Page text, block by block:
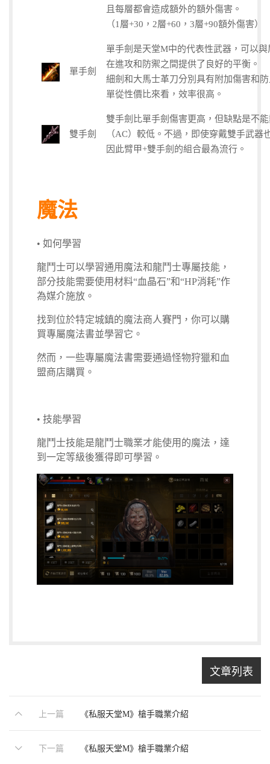
且每層都會造成額外的額外傷害。
（1層+30，2層+60，3層+90額外傷害）
單手劍
單手劍是天堂M中的代表性武器，可以
在進攻和防禦之間提供了良好的平衡。
細劍和大馬士革刀分別具有附加傷害和
單從性價比來看，效率很高。
雙手劍
雙手劍比單手劍傷害更高，但缺點是不
（AC）較低。不過，即使穿戴雙手武器
因此臂甲+雙手劍的組合最為流行。
魔法
• 如何學習
龍鬥士可以學習通用魔法和龍鬥士專屬技能，
部分技能需要使用材料“血晶石”和“HP消耗”作
為媒介施放。
找到位於特定城鎮的魔法商人賽門，你可以購
買專屬魔法書並學習它。
然而，一些專屬魔法書需要通過怪物狩獵和血
盟商店購買。
• 技能學習
龍鬥士技能是龍鬥士職業才能使用的魔法，達
到一定等級後獲得即可學習。
文章列表
上一篇 《私服天堂M》槍手職業介紹
下一篇 《私服天堂M》槍手職業介紹